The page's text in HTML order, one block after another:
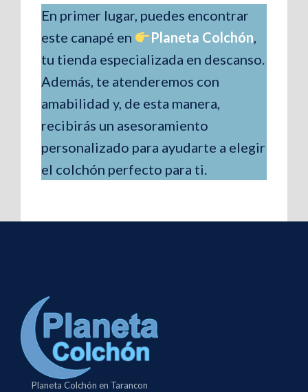
En primer lugar, puedes encontrar
este canapé en
Planeta Colchón,
tu tienda especializada en descanso.
Además, te atenderemos con
amabilidad y, de esta manera,
recibirás un asesoramiento
personalizado para ayudarte a elegir
el colchón perfecto para ti.
Planeta Colchón en Tarancon